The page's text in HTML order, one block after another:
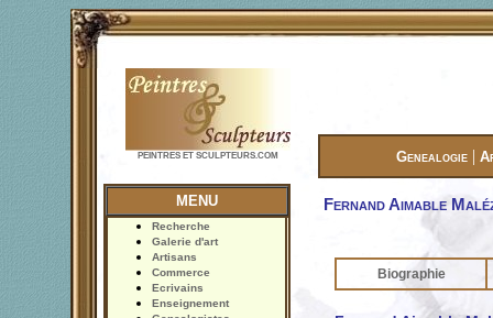
PEINTRES ET SCULPTEURS.COM Genealogie |
MENU
Recherche
Galerie d'art
Artisans
Commerce
Ecrivains
Enseignement
Fernand Aimable
Biographie